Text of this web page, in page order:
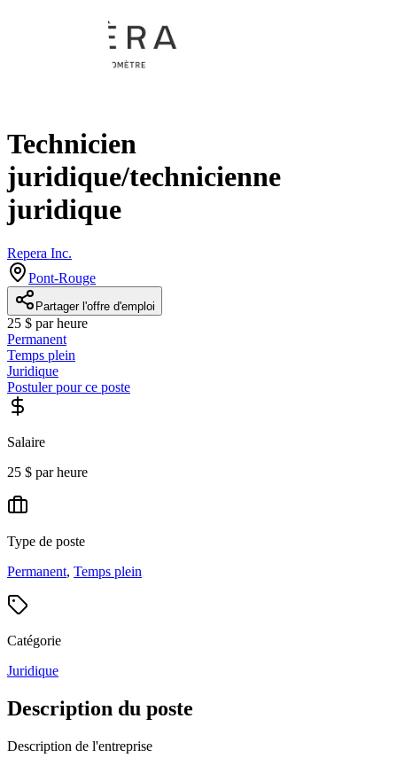
Technicien
juridique/technicienne
juridique
Repera Inc.
Pont-Rouge
Partager l'offre d'emploi
25 $ par heure
Permanent
Temps plein
Juridique
Postuler pour ce poste
Salaire
25 $ par heure
Type de poste
Permanent, Temps plein
Catégorie
Juridique
Description du poste
Description de l'entreprise